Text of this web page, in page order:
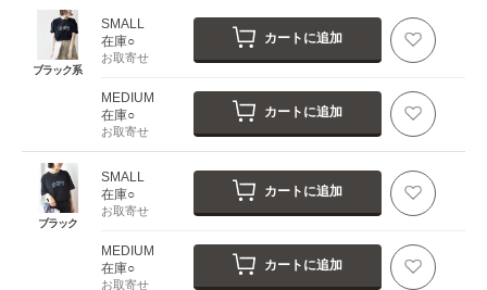
ブラック系
SMALL
在庫○
お取寄せ
カートに追加
MEDIUM
在庫○
お取寄せ
カートに追加
ブラック
SMALL
在庫○
お取寄せ
カートに追加
MEDIUM
在庫○
お取寄せ
カートに追加